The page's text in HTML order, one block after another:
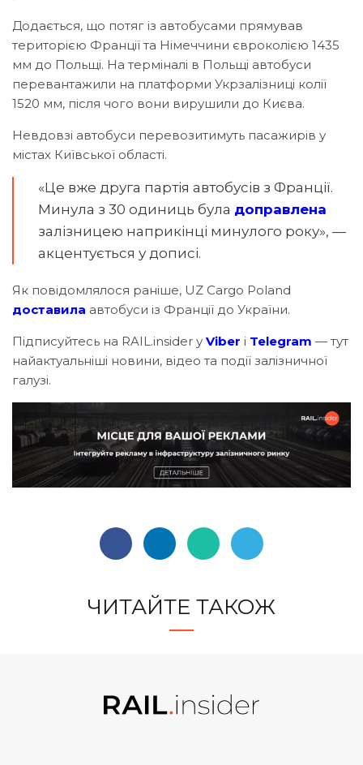
Додається, що потяг із автобусами прямував
територією Франції та Німеччини євроколією 1435
мм до Польщі. На терміналі в Польщі автобуси
перевантажили на платформи Укрзалізниці колії
1520 мм, після чого вони вирушили до Києва.
Невдовзі автобуси перевозитимуть пасажирів у
містах Київської області.
«Це вже друга партія автобусів з Франції.
Минула з 30 одиниць була доправлена
залізницею наприкінці минулого року», —
акцентується у дописі.
Як повідомлялося раніше, UZ Cargo Poland
доставила автобуси із Франції до України.
Підписуйтесь на RAIL.insider у Viber і Telegram — тут
найактуальніші новини, відео та події залізничної
галузі.
ЧИТАЙТЕ ТАКОЖ